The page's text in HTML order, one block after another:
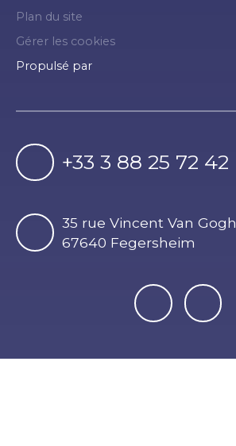
Plan du site
Gérer les cookies
Propulsé par
+33 3 88 25 72 42
35 rue Vincent Van Gogh
67640 Fegersheim